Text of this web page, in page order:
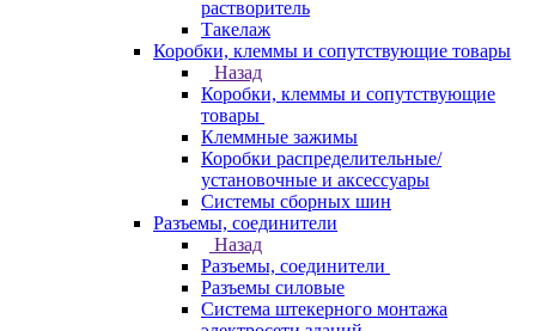
растворитель
Такелаж
Коробки, клеммы и сопутствующие товары
Назад
Коробки, клеммы и сопутствующие
товары
Клеммные зажимы
Коробки распределительные/
установочные и аксессуары
Системы сборных шин
Разъемы, соединители
Назад
Разъемы, соединители
Разъемы силовые
Система штекерного монтажа